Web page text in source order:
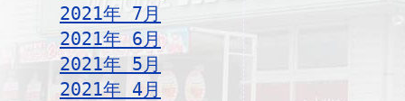
2021年 7月
2021年 6月
2021年 5月
2021年 4月